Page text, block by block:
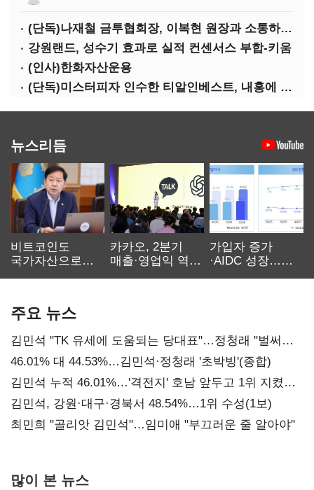
(단독)나재철 금투협회장, 이복현 원장과 소통하는 사이?
강원랜드, 성수기 효과로 실적 컨센서스 부합-키움
(인사)한화자산운용
(단독)미스터피자 인수한 티알인베스트, 내홍에 무너진 멜파스 인수전 참여
뉴스리듬
비트코인도
국가자산으로…'
카카오, 2분기
매출·영업익 역대
가입자 증가
·AIDC 성장…
주요 뉴스
김민석 "TK 유세에 도움되는 당대표"…정청래 "벌써
대표된 양 당직 배분"
46.01% 대 44.53%…김민석·정청래 '초박빙'(종합)
김민석 누적 46.01%…'격전지' 호남 앞두고 1위 지켰다
(2보)
김민석, 강원·대구·경북서 48.54%…1위 수성(1보)
최민희 "골리앗 김민석"…임미애 "부끄러운 줄 알아야"
많이 본 뉴스